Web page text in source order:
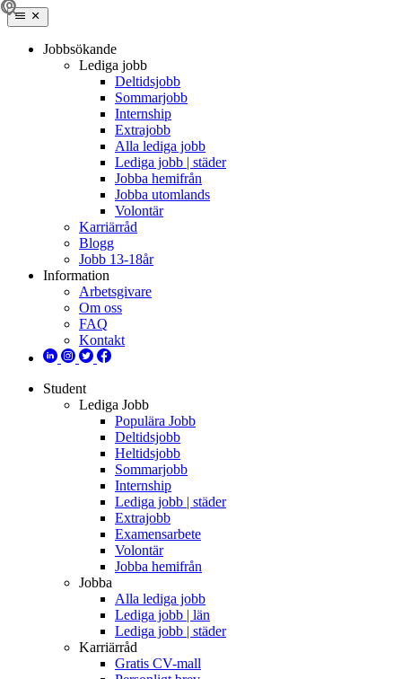
Jobbsökande
Lediga jobb
Deltidsjobb
Sommarjobb
Internship
Extrajobb
Alla lediga jobb
Lediga jobb | städer
Jobba hemifrån
Jobba utomlands
Volontär
Karriärråd
Blogg
Jobb 13-18år
Information
Arbetsgivare
Om oss
FAQ
Kontakt
Student
Lediga Jobb
Populära Jobb
Deltidsjobb
Heltidsjobb
Sommarjobb
Internship
Lediga jobb | städer
Extrajobb
Examensarbete
Volontär
Jobba hemifrån
Jobba
Alla lediga jobb
Lediga jobb | län
Lediga jobb | städer
Karriärråd
Gratis CV-mall